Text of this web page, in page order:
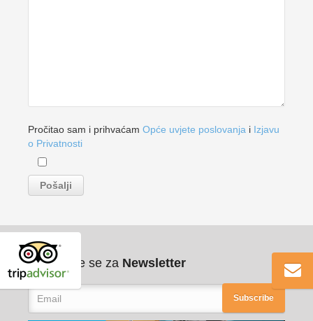
Pročitao sam i prihvaćam Opće uvjete poslovanja i Izjavu
o Privatnosti
Pribilježite se za Newsletter
Subscribe